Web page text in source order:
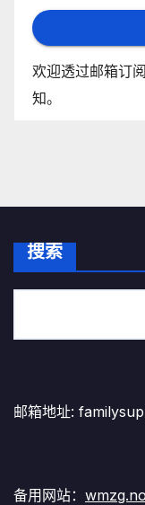
欢迎透过邮箱订
知。
搜索
邮箱地址:
备用网站：